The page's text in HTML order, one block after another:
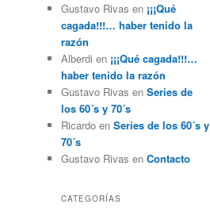
Gustavo Rivas en ¡¡¡Qué
cagada!!!… haber tenido la
razón
Alberdi en ¡¡¡Qué cagada!!!…
haber tenido la razón
Gustavo Rivas en Series de
los 60´s y 70´s
Ricardo en Series de los 60´s y
70´s
Gustavo Rivas en Contacto
CATEGORÍAS